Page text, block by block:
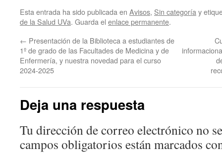
Esta entrada ha sido publicada en Avisos, Sin categoría y
de la Salud UVa. Guarda el enlace permanente.
← Presentación de la Biblioteca a estudiantes de
1º de grado de las Facultades de Medicina y de
Enfermería, y nuestra novedad para el curso
2024-2025
Deja una respuesta
Tu dirección de correo electrónico no
campos obligatorios están marcados